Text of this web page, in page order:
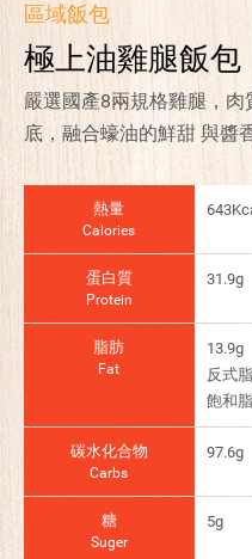
區域飯包
極上油雞腿飯包
嚴選國產8兩規格雞腿，
底，融合蠔油的鮮甜 與醬
熱量
Calories
蛋白質
Protein
31.9g
脂肪
Fat
13.9g
反式
飽和
碳水化合物
Carbs
97.6g
糖
Suger
5g